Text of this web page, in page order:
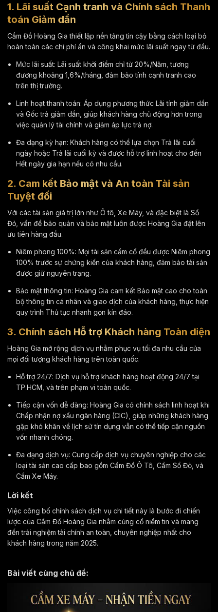
1. Lãi suất Cạnh tranh và Chính sách Thanh
toán Giảm dần
Cầm Đồ Hoàng Gia thiết lập nền tảng tin cậy bằng cách loại bỏ
hoàn toàn các chi phí ẩn và công khai mức lãi suất ngay từ đầu.
Mức lãi suất: Lãi suất khởi điểm chỉ từ20%/Năm, tương
đương khoảng1,6%/tháng, đảm bảo tính cạnh tranh cao
trên thị trường.
Linh hoạt thanh toán: Áp dụng phương thức Lãi tính giảm dần
và Gốc trả giảm dần, giúp khách hàng chủ động hơn trong
việc quản lý tài chính và giảm áp lực trả nợ.
Đa dạng kỳ hạn: Khách hàng có thể lựa chọn Trả lãi cuối
ngày hoặc Trả lãi cuối kỳ và được hỗ trợ linh hoạt cho đến
Hết ngày gia hạn nếu có nhu cầu.
2. Cam kết Bảo mật và An toàn Tài sản
Tuyệt đối
Với các tài sản giá trị lớn như Ô tô, Xe Máy, và đặc biệt là Sổ
Đỏ, vấn đề bảo quản và bảo mật luôn được Hoàng Gia đặt lên
ưu tiên hàng đầu.
Niêm phong100%: Mọi tài sản cầm cố đều được Niêm phong
100% trước sự chứng kiến của khách hàng, đảm bảo tài sản
được giữ nguyên trạng.
Bảo mật thông tin: Hoàng Gia cam kết Bảo mật cao cho toàn
bộ thông tin cá nhân và giao dịch của khách hàng, thực hiện
quy trình Thủ tục nhanh gọn kín đáo.
3. Chính sách Hỗ trợ Khách hàng Toàn diện
Hoàng Gia mở rộng dịch vụ nhằm phục vụ tối đa nhu cầu của
mọi đối tượng khách hàng trên toàn quốc.
Hỗ trợ24/7: Dịch vụ hỗ trợ khách hàng hoạt động24/7 tại
TP.HCM, và trên phạm vi toàn quốc.
Tiếp cận vốn dễ dàng: Hoàng Gia có chính sách linh hoạt khi
Chấp nhận nợ xấu ngân hàng (CIC), giúp những khách hàng
gặp khó khăn về lịch sử tín dụng vẫn có thể tiếp cận nguồn
vốn nhanh chóng.
Đa dạng dịch vụ: Cung cấp dịch vụ chuyên nghiệp cho các
loại tài sản cao cấp bao gồm Cầm Đồ Ô Tô, Cầm Sổ Đỏ, và
Cầm Xe Máy.
Lời kết
Việc công bố chính sách dịch vụ chi tiết này là bước đi chiến
lược của Cầm Đồ Hoàng Gia nhằm củng cố niềm tin và mang
đến trải nghiệm tài chính an toàn, chuyên nghiệp nhất cho
khách hàng trong năm 2025.
Bài viết cùng chủ đề: